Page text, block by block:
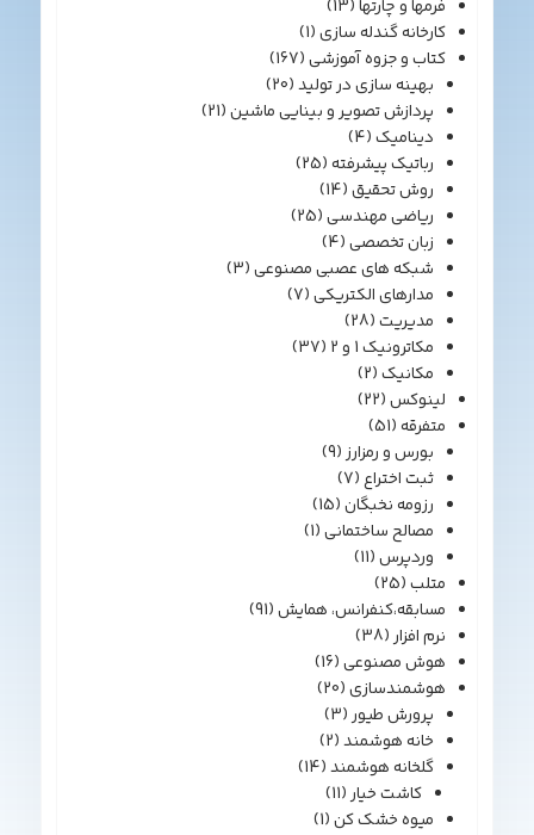
فرمها و چارتها(13)
کارخانه گندله سازی(1)
کتاب و جزوه آموزشی(167)
بهینه سازی در تولید(20)
پردازش تصویر و بینایی ماشین(21)
دینامیک(4)
رباتیک پیشرفته(25)
روش تحقیق(14)
ریاضی مهندسی(25)
زبان تخصصی(4)
شبکه های عصبی مصنوعی(3)
مدارهای الکتریکی(7)
مدیریت(28)
مکاترونیک 1 و 2
(37)
مکانیک(2)
لینوکس(22)
متفرقه(51)
بورس و رمزارز(9)
ثبت اختراع(7)
رزومه نخبگان(15)
مصالح ساختمانی(1)
وردپرس(11)
متلب(25)
مسابقه،کنفرانس، همایش(91)
نرم افزار(38)
هوش مصنوعی(16)
هوشمندسازی(20)
پرورش طیور(3)
خانه هوشمند(2)
گلخانه هوشمند(14)
کاشت خیار(11)
میوه خشک کن(1)